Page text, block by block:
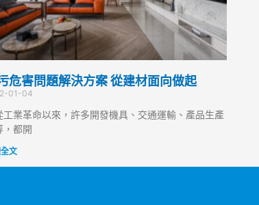
危害問題解決方案 從建材面向做起
01-04
工業革命以來，許多開發機具、交通運輸、產品生產
，都開
文